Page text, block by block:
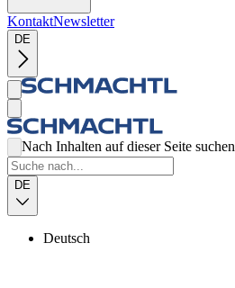
KontaktNewsletter
DE
Nach Inhalten auf dieser Seite suchen
DE
Deutsch